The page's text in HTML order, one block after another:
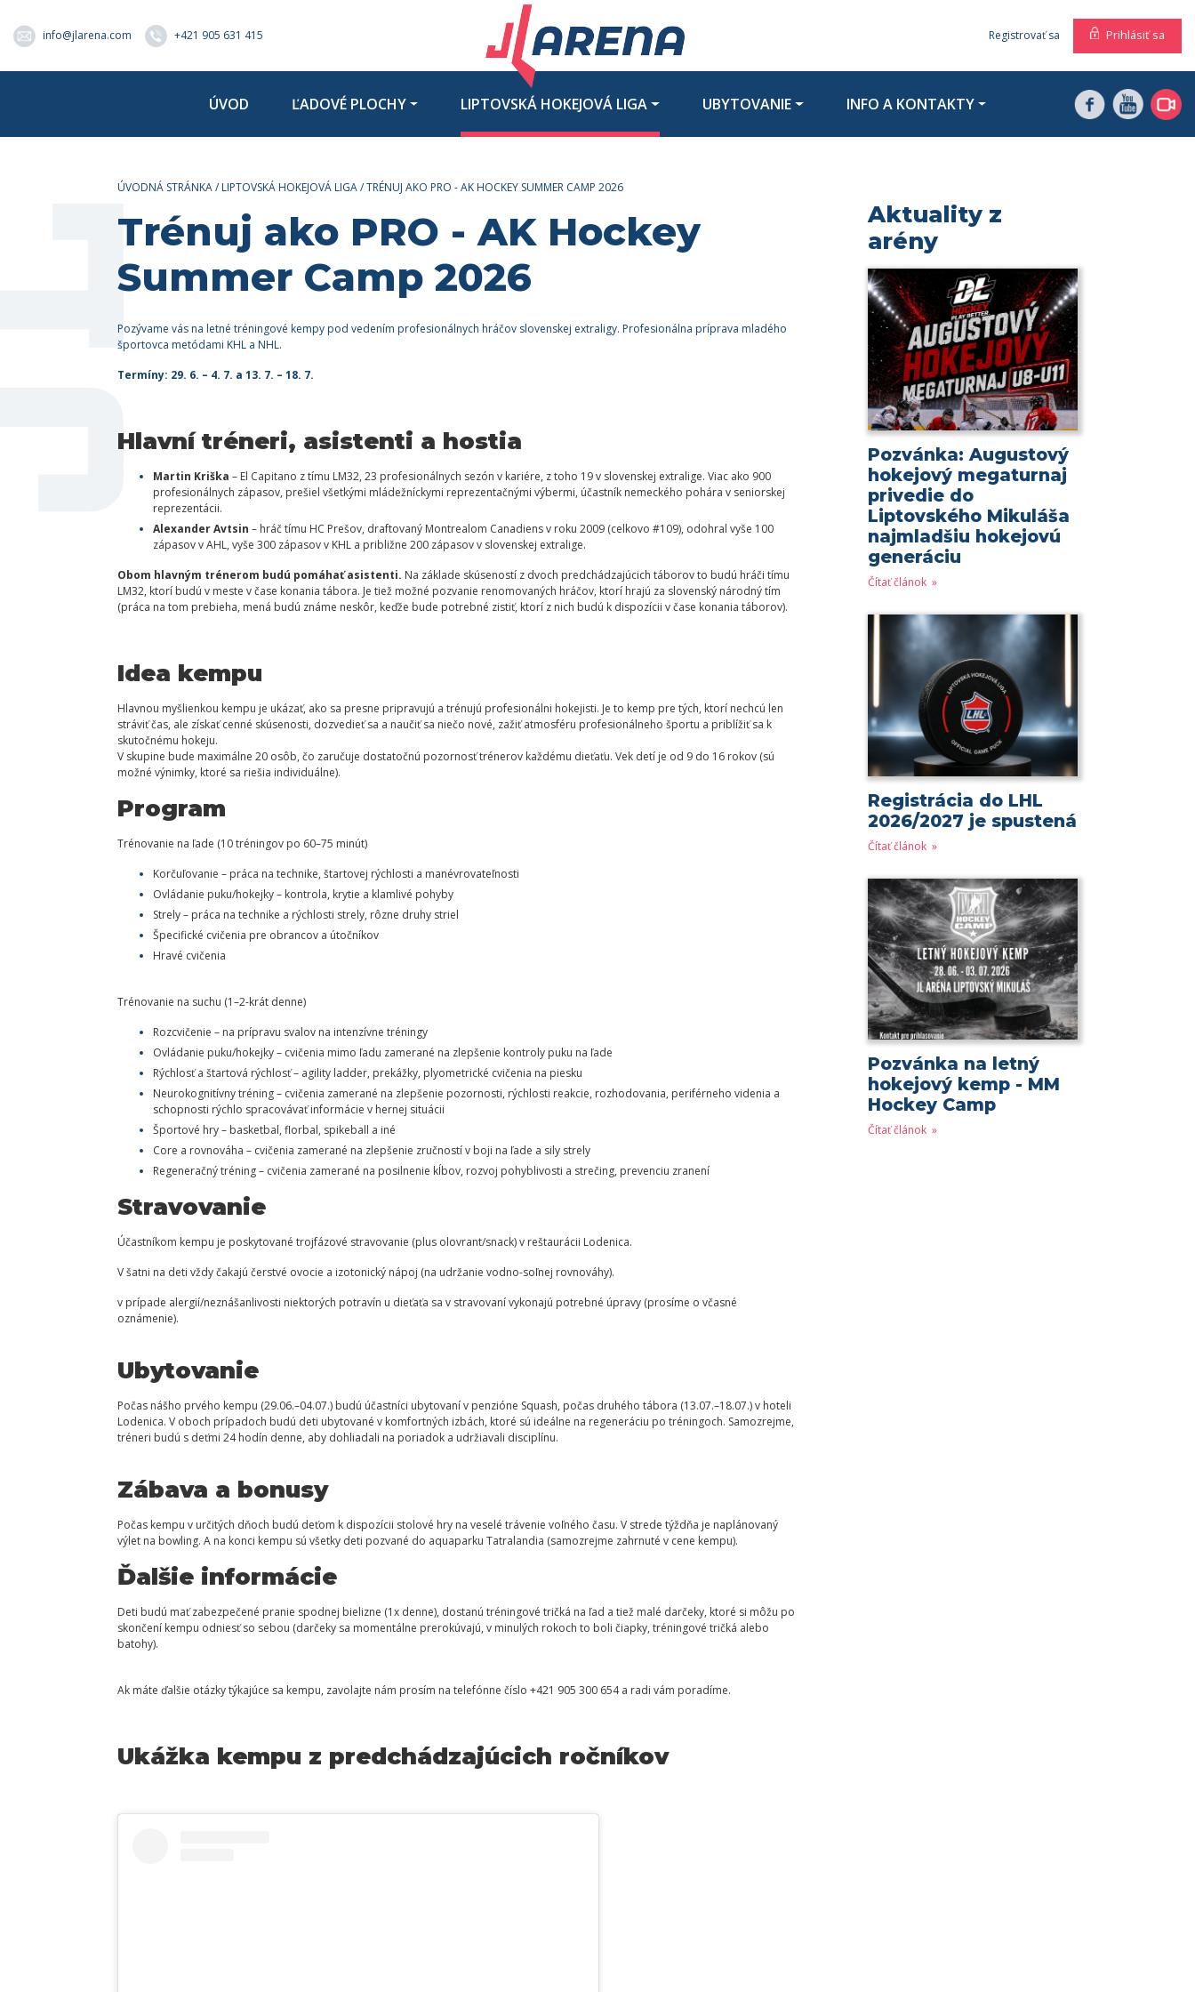
info@jlarena.com +421 905 631 415 Registrovať sa Prihlásiť sa
ÚVOD ĽADOVÉ PLOCHY LIPTOVSKÁ HOKEJOVÁ LIGA UBYTOVANIE INFO A KONTAKTY
UBYTOVANIE
INFO A KONTAKTY
ÚVODNÁ STRÁNKA/ LIPTOVSKÁ HOKEJOVÁ LIGA/TRÉNUJ AKO PRO - AK HOCKEY SUMMER CAMP 2026
Trénuj ako PRO - AK Hockey
Summer Camp 2026
Pozývame vás na letné tréningové kempy pod vedením profesionálnych hráčov slovenskej extraligy. Profesionálna príprava mladého
športovca metódami KHL a NHL.
Termíny: 29. 6. – 4. 7. a 13. 7. – 18. 7.
Hlavní tréneri, asistenti a hostia
Martin Kriška – El Capitano z tímu LM32, 23 profesionálnych sezón v kariére, z toho 19 v slovenskej extralige. Viac ako 900
profesionálnych zápasov, prešiel všetkými mládežníckymi reprezentačnými výbermi, účastník nemeckého pohára v seniorskej
reprezentácii.
Alexander Avtsin – hráč tímu HC Prešov, draftovaný Montrealom Canadiens v roku 2009 (celkovo #109), odohral vyše 100
zápasov v AHL, vyše 300 zápasov v KHL a približne 200 zápasov v slovenskej extralige.
Obom hlavným trénerom budú pomáhať asistenti. Na základe skúseností z dvoch predchádzajúcich táborov to budú hráči tímu
LM32, ktorí budú v meste v čase konania tábora. Je tiež možné pozvanie renomovaných hráčov, ktorí hrajú za slovenský národný tím
(práca na tom prebieha, mená budú známe neskôr, keďže bude potrebné zistiť, ktorí z nich budú k dispozícii v čase konania táborov).
Idea kempu
Hlavnou myšlienkou kempu je ukázať, ako sa presne pripravujú a trénujú profesionálni hokejisti. Je to kemp pre tých, ktorí nechcú len
stráviť čas, ale získať cenné skúsenosti, dozvedieť sa a naučiť sa niečo nové, zažiť atmosféru profesionálneho športu a priblížiť sa k
skutočnému hokeju.
V skupine bude maximálne 20 osôb, čo zaručuje dostatočnú pozornosť trénerov každému dieťaťu. Vek detí je od 9 do 16 rokov (sú
možné výnimky, ktoré sa riešia individuálne).
Program
Trénovanie na ľade (10 tréningov po 60–75 minút)
Korčuľovanie – práca na technike, štartovej rýchlosti a manévrovateľnosti
Ovládanie puku/hokejky – kontrola, krytie a klamlivé pohyby
Strely – práca na technike a rýchlosti strely, rôzne druhy striel
Špecifické cvičenia pre obrancov a útočníkov
Hravé cvičenia
Trénovanie na suchu (1–2-krát denne)
Rozcvičenie – na prípravu svalov na intenzívne tréningy
Ovládanie puku/hokejky – cvičenia mimo ľadu zamerané na zlepšenie kontroly puku na ľade
Rýchlosť a štartová rýchlosť – agility ladder, prekážky, plyometrické cvičenia na piesku
Neurokognitívny tréning – cvičenia zamerané na zlepšenie pozornosti, rýchlosti reakcie, rozhodovania, periférneho videnia a
schopnosti rýchlo spracovávať informácie v hernej situácii
Športové hry – basketbal, florbal, spikeball a iné
Core a rovnováha – cvičenia zamerané na zlepšenie zručností v boji na ľade a sily strely
Regeneračný tréning – cvičenia zamerané na posilnenie kĺbov, rozvoj pohyblivosti a strečing, prevenciu zranení
Stravovanie
Účastníkom kempu je poskytované trojfázové stravovanie (plus olovrant/snack) v reštaurácii Lodenica.
V šatni na deti vždy čakajú čerstvé ovocie a izotonický nápoj (na udržanie vodno-soľnej rovnováhy).
v prípade alergií/neznášanlivosti niektorých potravín u dieťaťa sa v stravovaní vykonajú potrebné úpravy (prosíme o včasné
oznámenie).
Ubytovanie
Počas nášho prvého kempu (29.06.–04.07.) budú účastníci ubytovaní v penzióne Squash, počas druhého tábora (13.07.–18.07.) v hoteli
Lodenica. V oboch prípadoch budú deti ubytované v komfortných izbách, ktoré sú ideálne na regeneráciu po tréningoch. Samozrejme,
tréneri budú s deťmi 24 hodín denne, aby dohliadali na poriadok a udržiavali disciplínu.
Zábava a bonusy
Počas kempu v určitých dňoch budú deťom k dispozícii stolové hry na veselé trávenie voľného času. V strede týždňa je naplánovaný
výlet na bowling. A na konci kempu sú všetky deti pozvané do aquaparku Tatralandia (samozrejme zahrnuté v cene kempu).
Ďalšie informácie
Deti budú mať zabezpečené pranie spodnej bielizne (1x denne), dostanú tréningové tričká na ľad a tiež malé darčeky, ktoré si môžu po
skončení kempu odniesť so sebou (darčeky sa momentálne prerokúvajú, v minulých rokoch to boli čiapky, tréningové tričká alebo
batohy).
Ak máte ďalšie otázky týkajúce sa kempu, zavolajte nám prosím na telefónne číslo +421 905 300 654 a radi vám poradíme.
Ukážka kempu z predchádzajúcich ročníkov
Aktuality z
arény
Pozvánka: Augustový
hokejový megaturnaj
privedie do
Liptovského Mikuláša
najmladšiu hokejovú
generáciu
Čítať článok
Registrácia do LHL
2026/2027 je spustená
Čítať článok
Pozvánka na letný
hokejový kemp - MM
Hockey Camp
Čítať článok